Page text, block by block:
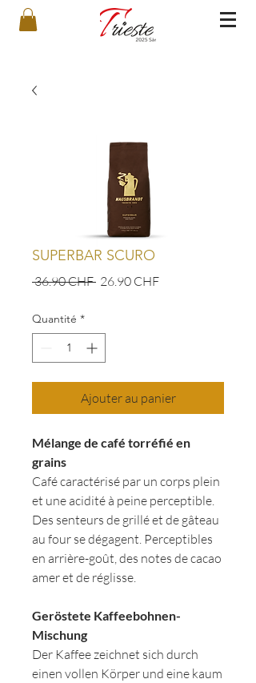
SUPERBAR SCURO
36.90 CHF Prix
26.90 CHFPrix
Quantité *
Ajouter au panier
Mélange de café torréfié en
grains
Café caractérisé par un corps plein
et une acidité à peine perceptible.
Des senteurs de grillé et de gâteau
au four se dégagent. Perceptibles
en arrière-goût, des notes de cacao
amer et de réglisse.
Geröstete Kaffeebohnen-
Mischung
Der Kaffee zeichnet sich durch
einen vollen Körper und eine kaum